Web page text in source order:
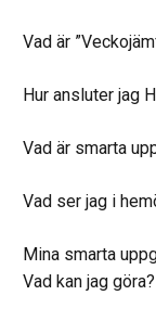
Vad är
Hur ansluter jag
Vad är smarta
Vad ser jag i
Mina smarta
Vad kan jag göra?